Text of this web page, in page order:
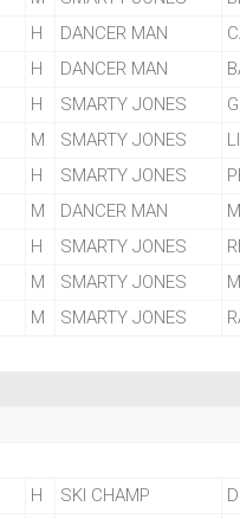
H DANCER MAN
H DANCER MAN
H SMARTY JONES
M SMARTY JONES
H SMARTY JONES
M DANCER MAN
H SMARTY JONES
M SMARTY JONES
M SMARTY JONES
H SKI CHAMP